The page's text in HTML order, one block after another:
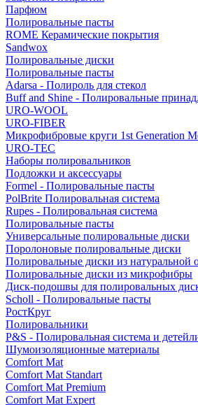
Парфюм
Полировальные пасты
ROME Керамические покрытия
Sandwox
Полировальные диски
Полировальные пасты
Adarsa - Полироль для стекол
Buff and Shine - Полировальные
URO-WOOL
URO-FIBER
Микрофибровые круги 1st Generation
URO-TEC
Наборы полировальников
Подложки и аксессуары
Formel - Полировальные пасты
PolBrite Полировальная система
Rupes - Полировальная система
Полировальные пасты
Универсальные полировальные диски
Поролоновые полировальные диски
Полировальные диски из натуральной
Полировальные диски из микрофибры
Диск-подошвы для полировальных
Scholl - Полировальные пасты
РостКруг
Полировальники
P&S - Полировальная система и
Шумоизоляционные материалы
Comfort Mat
Comfort Mat Standart
Comfort Mat Premium
Comfort Mat Expert